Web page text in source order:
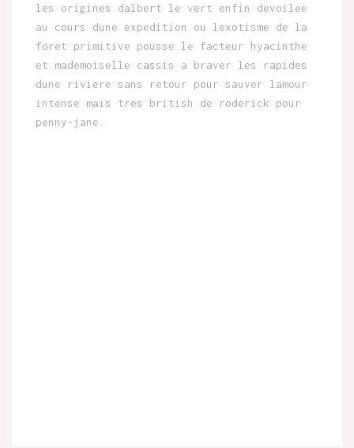
les origines dalbert le vert enfin devoilee
au cours dune expedition ou lexotisme de la
foret primitive pousse le facteur hyacinthe
et mademoiselle cassis a braver les rapides
dune riviere sans retour pour sauver lamour
intense mais tres british de roderick pour
penny-jane.